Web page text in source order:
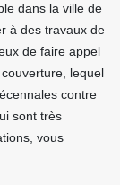
dans la ville de
à des travaux de
de faire appel
lequel
contre
sont très
vous